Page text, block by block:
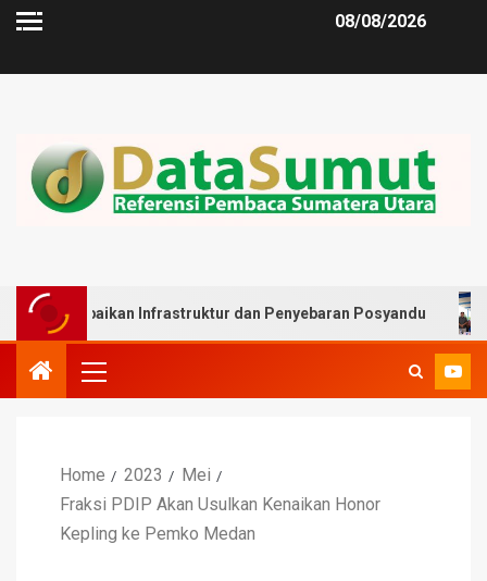
08/08/2026
Infrastruktur dan Penyebaran Posyandu Muslim
Home 2023
Mei
Fraksi PDIP Akan Usulkan Kenaikan Honor
Kepling ke Pemko Medan